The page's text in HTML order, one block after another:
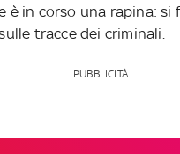
è in corso una rapina: si
tracce dei criminali.
PUBBLICITÀ